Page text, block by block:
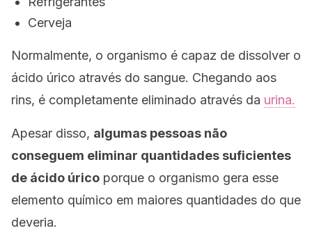
Cerveja
Normalmente, o organismo é capaz de dissolver o
ácido úrico através do sangue. Chegando aos
rins, é completamente eliminado através da urina.
Apesar disso, algumas pessoas não
conseguem eliminar quantidades suficientes
de ácido úrico porque o organismo gera esse
elemento químico em maiores quantidades do que
deveria.